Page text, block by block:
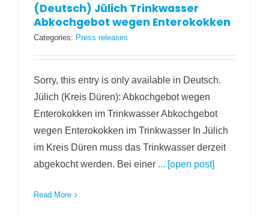
(Deutsch) Jülich Trinkwasser
Abkochgebot wegen Enterokokken
Categories: Press releases
Sorry, this entry is only available in Deutsch.
Jülich (Kreis Düren): Abkochgebot wegen
Enterokokken im Trinkwasser Abkochgebot
wegen Enterokokken im Trinkwasser In Jülich
im Kreis Düren muss das Trinkwasser derzeit
abgekocht werden. Bei einer ... [open post]
Read More